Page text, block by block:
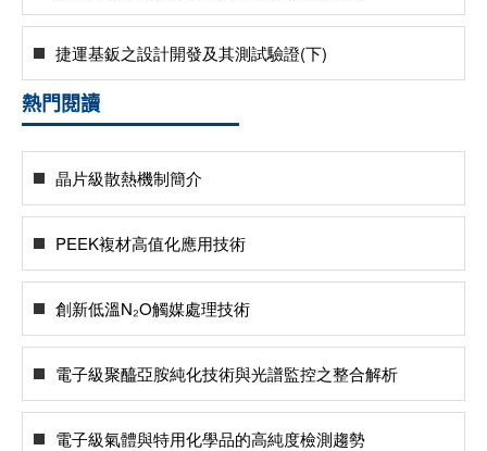
捷運基鈑之設計開發及其測試驗證(下)
熱門閱讀
晶片級散熱機制簡介
PEEK複材高值化應用技術
創新低溫N₂O觸媒處理技術
電子級聚醯亞胺純化技術與光譜監控之整合解析
電子級氣體與特用化學品的高純度檢測趨勢